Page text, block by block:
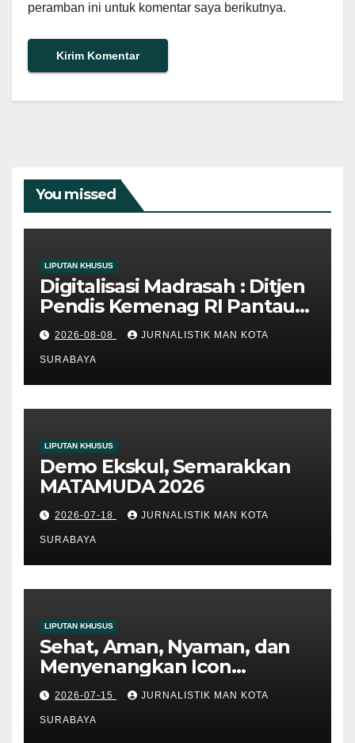
peramban ini untuk komentar saya berikutnya.
You missed
LIPUTAN KHUSUS
Digitalisasi Madrasah : Ditjen
Pendis Kemenag RI Pantau
Efektivitas IPF di MAN Kota
Surabaya
2026-08-08 JURNALISTIK MAN KOTA
SURABAYA
LIPUTAN KHUSUS
Demo Ekskul, Semarakkan
MATAMUDA 2026
2026-07-18 JURNALISTIK MAN KOTA
SURABAYA
LIPUTAN KHUSUS
Sehat, Aman, Nyaman, dan
Menyenangkan Icon
Matamuda 2026
2026-07-15 JURNALISTIK MAN KOTA
SURABAYA